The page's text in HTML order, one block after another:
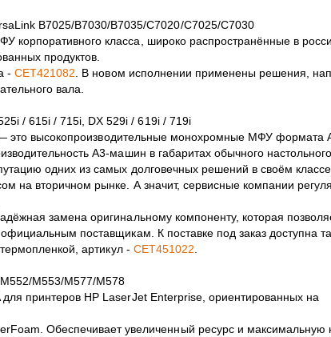
B7025/B7030/B7035/C7020/C7025/C7030
класса, широко распространённые в
продуктов.
-CET421082 . В новом исполнении применены решения,
вала.
/ 615i / 715i, DX 529i / 619i / 719i
это высокопроизводительные монохромные МФУ формата
А3-машин в габаритах обычного
одних из самых долговечных решений в своём классе.
на вторичном рынке. А значит, сервисные компании
замена оригинальному компоненту, которая
поставщикам. К поставке под заказ доступна
артикул - CET451022
M553/M577/M578
принтеров HP LaserJet Enterprise, ориентированных на
Обеспечивает увеличенный ресурс и максимальную